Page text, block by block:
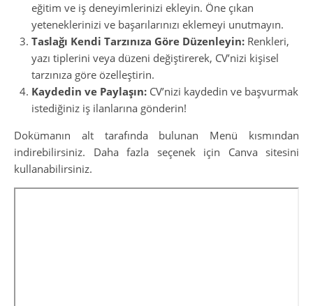
eğitim ve iş deneyimlerinizi ekleyin. Öne çıkan
yeteneklerinizi ve başarılarınızı eklemeyi unutmayın.
Taslağı Kendi Tarzınıza Göre Düzenleyin: Renkleri,
yazı tiplerini veya düzeni değiştirerek, CV’nizi kişisel
tarzınıza göre özelleştirin.
Kaydedin ve Paylaşın: CV’nizi kaydedin ve başvurmak
istediğiniz iş ilanlarına gönderin!
Dokümanın alt tarafında bulunan Menü kısmından
indirebilirsiniz. Daha fazla seçenek için Canva sitesini
kullanabilirsiniz.